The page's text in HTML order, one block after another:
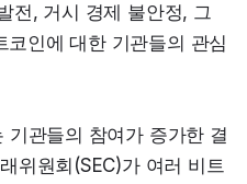
전, 거시 경제 불안정, 그
인에 대한 기관들의 관심
기관들의 참여가 증가한 결
위원회(SEC)가 여러 비트